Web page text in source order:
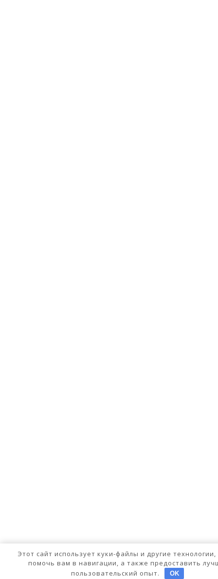
Этот сайт использует куки-файлы и другие
помочь вам в навигации, а также предоставить
пользовательский опыт.
OK